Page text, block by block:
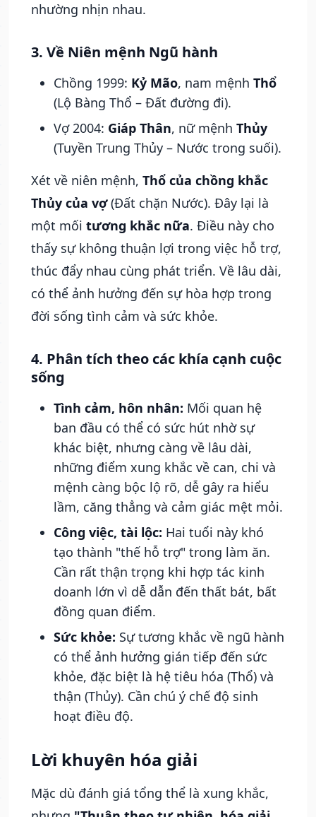
nhường nhịn nhau.
3. Về Niên mệnh Ngũ hành
Chồng 1999: Kỷ Mão, nam mệnh Thổ
(Lộ Bàng Thổ – Đất đường đi).
Vợ 2004: Giáp Thân, nữ mệnh Thủy
(Tuyền Trung Thủy – Nước trong suối).
Xét về niên mệnh, Thổ của chồng khắc
Thủy của vợ(Đất chặn Nước). Đây lại là
một mối tương khắc nữa. Điều này cho
thấy sự không thuận lợi trong việc hỗ trợ,
thúc đẩy nhau cùng phát triển. Về lâu dài,
có thể ảnh hưởng đến sự hòa hợp trong
đời sống tình cảm và sức khỏe.
4. Phân tích theo các khía cạnh cuộc
sống
Tình cảm, hôn nhân: Mối quan hệ
ban đầu có thể có sức hút nhờ sự
khác biệt, nhưng càng về lâu dài,
những điểm xung khắc về can, chi và
mệnh càng bộc lộ rõ, dễ gây ra hiểu
lầm, căng thẳng và cảm giác mệt mỏi.
Công việc, tài lộc: Hai tuổi này khó
tạo thành "thế hỗ trợ" trong làm ăn.
Cần rất thận trọng khi hợp tác kinh
doanh lớn vì dễ dẫn đến thất bát, bất
đồng quan điểm.
Sức khỏe: Sự tương khắc về ngũ hành
có thể ảnh hưởng gián tiếp đến sức
khỏe, đặc biệt là hệ tiêu hóa (Thổ) và
thận (Thủy). Cần chú ý chế độ sinh
hoạt điều độ.
Lời khuyên hóa giải
Mặc dù đánh giá tổng thể là xung khắc,